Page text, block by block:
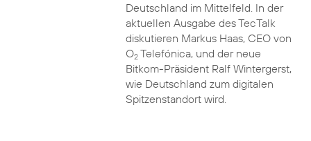
Deutschland im Mittelfeld. In der
aktuellen Ausgabe des TecTalk
diskutieren Markus Haas, CEO von
O2Telefónica, und der neue
Bitkom-Präsident Ralf Wintergerst,
wie Deutschland zum digitalen
Spitzenstandort wird.